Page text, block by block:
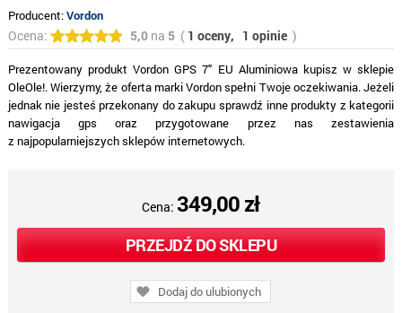
Producent:Vordon
Ocena: 5,0na 5( 1 oceny, 1 opinie )
Prezentowany produkt Vordon GPS 7" EU Aluminiowa kupisz w sklepie
OleOle!. Wierzymy, że oferta marki Vordon spełni Twoje oczekiwania. Jeżeli
jednak nie jesteś przekonany do zakupu sprawdź inne produkty z kategorii
nawigacja gps oraz przygotowane przez nas zestawienia
z najpopularniejszych sklepów internetowych.
Cena:349,00 zł
PRZEJDŹ DO SKLEPU
Dodaj do ulubionych